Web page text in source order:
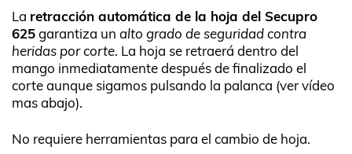
La retracción automática de la hoja del Secupro
625garantiza un alto grado de seguridad contra
heridas por corte. La hoja se retraerá dentro del
mango inmediatamente después de finalizado el
corte aunque sigamos pulsando la palanca (ver vídeo
mas abajo).
No requiere herramientas para el cambio de hoja.